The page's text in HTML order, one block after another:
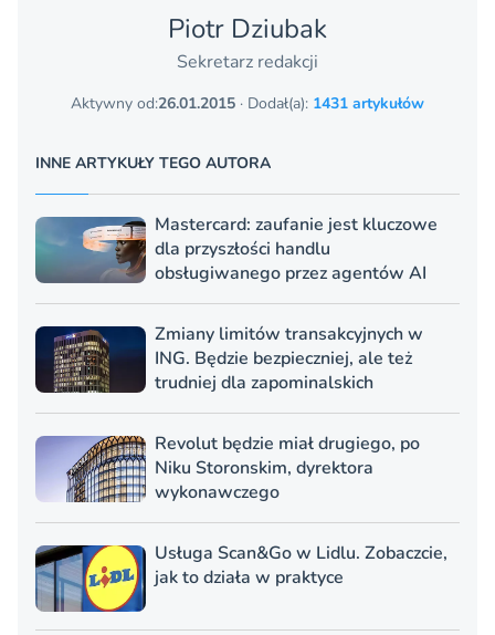
Piotr Dziubak
Sekretarz redakcji
Aktywny od:26.01.2015 · Dodał(a): 1431 artykułów
INNE ARTYKUŁY TEGO AUTORA
Mastercard: zaufanie jest kluczowe
dla przyszłości handlu
obsługiwanego przez agentów AI
Zmiany limitów transakcyjnych w
ING. Będzie bezpieczniej, ale też
trudniej dla zapominalskich
Revolut będzie miał drugiego, po
Niku Storonskim, dyrektora
wykonawczego
Usługa Scan&Go w Lidlu. Zobaczcie,
jak to działa w praktyce